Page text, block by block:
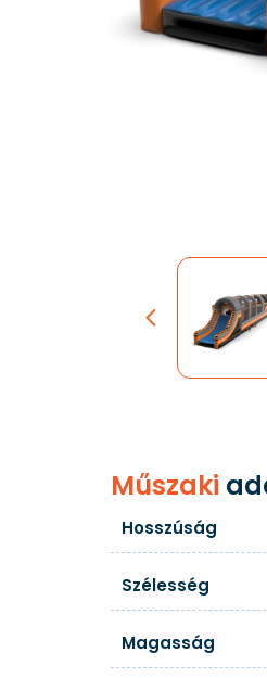
Previous
Műszaki
Hosszúság
Szélesség
Magasság